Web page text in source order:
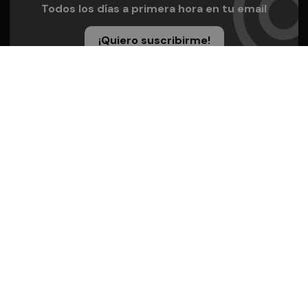
Todos los días a primera hora en tu email
¡Quiero suscribirme!